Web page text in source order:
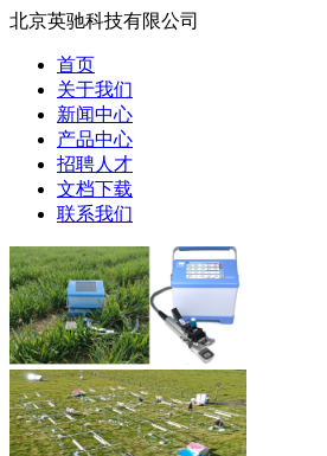
北京英驰科技有限公司
首页
关于我们
新闻中心
产品中心
招聘人才
文档下载
联系我们